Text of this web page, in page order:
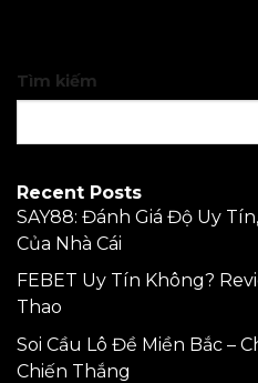
Tìm kiếm
Recent Posts
SAY88: Đánh Giá Độ Uy
Của Nhà Cái
FEBET Uy Tín Không?
Thao
Soi Cầu Lô Đề Miền Bắc –
Chiến Thắng